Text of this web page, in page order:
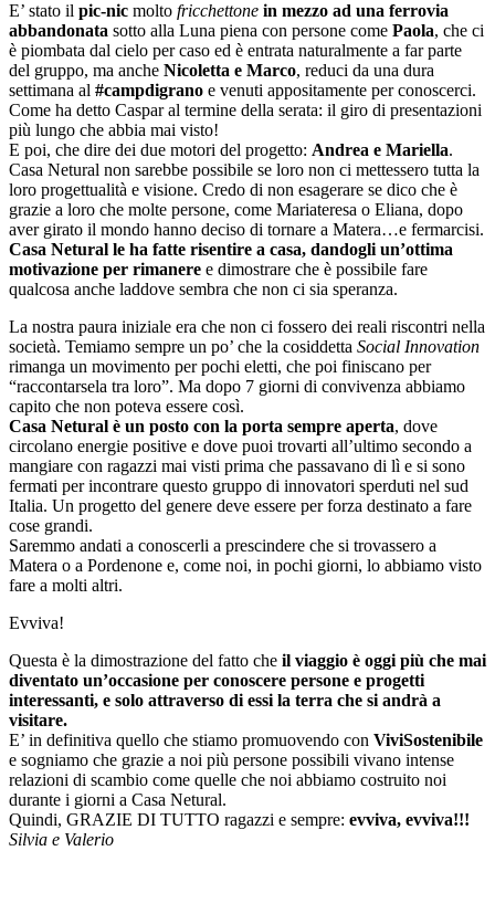
E’ stato il pic-nic molto fricchettone in mezzo ad una ferrovia
abbandonata sotto alla Luna piena con persone come Paola, che ci
è piombata dal cielo per caso ed è entrata naturalmente a far parte
del gruppo, ma anche Nicoletta e Marco, reduci da una dura
settimana al #campdigrano e venuti appositamente per conoscerci.
Come ha detto Caspar al termine della serata: il giro di presentazioni
più lungo che abbia mai visto!
E poi, che dire dei due motori del progetto: Andrea e Mariella.
Casa Netural non sarebbe possibile se loro non ci mettessero tutta la
loro progettualità e visione. Credo di non esagerare se dico che è
grazie a loro che molte persone, come Mariateresa o Eliana, dopo
aver girato il mondo hanno deciso di tornare a Matera…e fermarcisi.
Casa Netural le ha fatte risentire a casa, dandogli un’ottima
motivazione per rimanere e dimostrare che è possibile fare
qualcosa anche laddove sembra che non ci sia speranza.
La nostra paura iniziale era che non ci fossero dei reali riscontri nella
società. Temiamo sempre un po’ che la cosiddetta Social Innovation
rimanga un movimento per pochi eletti, che poi finiscano per
“raccontarsela tra loro”. Ma dopo 7 giorni di convivenza abbiamo
capito che non poteva essere così.
Casa Netural è un posto con la porta sempre aperta, dove
circolano energie positive e dove puoi trovarti all’ultimo secondo a
mangiare con ragazzi mai visti prima che passavano di lì e si sono
fermati per incontrare questo gruppo di innovatori sperduti nel sud
Italia. Un progetto del genere deve essere per forza destinato a fare
cose grandi.
Saremmo andati a conoscerli a prescindere che si trovassero a
Matera o a Pordenone e, come noi, in pochi giorni, lo abbiamo visto
fare a molti altri.
Evviva!
Questa è la dimostrazione del fatto che il viaggio è oggi più che mai
diventato un’occasione per conoscere persone e progetti
interessanti, e solo attraverso di essi la terra che si andrà a
visitare.
E’ in definitiva quello che stiamo promuovendo con ViviSostenibile
e sogniamo che grazie a noi più persone possibili vivano intense
relazioni di scambio come quelle che noi abbiamo costruito noi
durante i giorni a Casa Netural.
Quindi, GRAZIE DI TUTTO ragazzi e sempre: evviva, evviva!!!
Silvia e Valerio